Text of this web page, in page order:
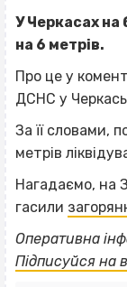
У Черкасах на
на 6 метрів.
Про це у
ДСНС у
За її словами,
метрів
Нагадаємо, на
гасили
Оперативна
Підписуйся на